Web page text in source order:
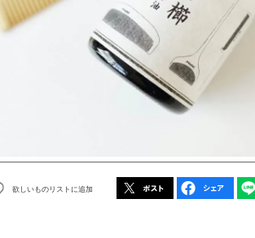
欲しいものリストに追加